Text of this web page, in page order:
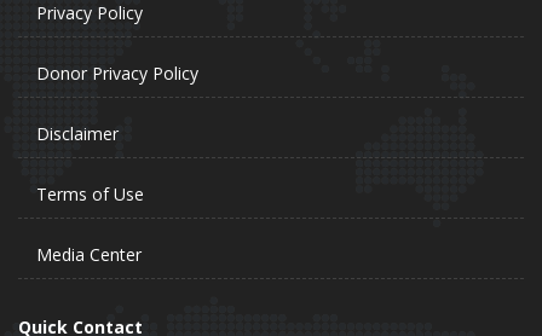
Privacy Policy
Donor Privacy Policy
Disclaimer
Terms of Use
Media Center
Quick Contact